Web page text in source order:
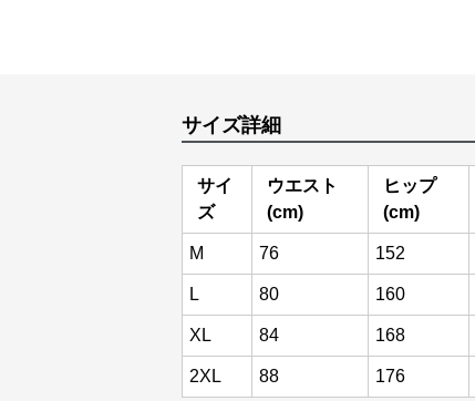
サイズ詳細
サイ
ズ
ウエスト
(cm)
ヒップ
(cm)
M 76 152
L 80 160
XL 84 168
2XL 88 176